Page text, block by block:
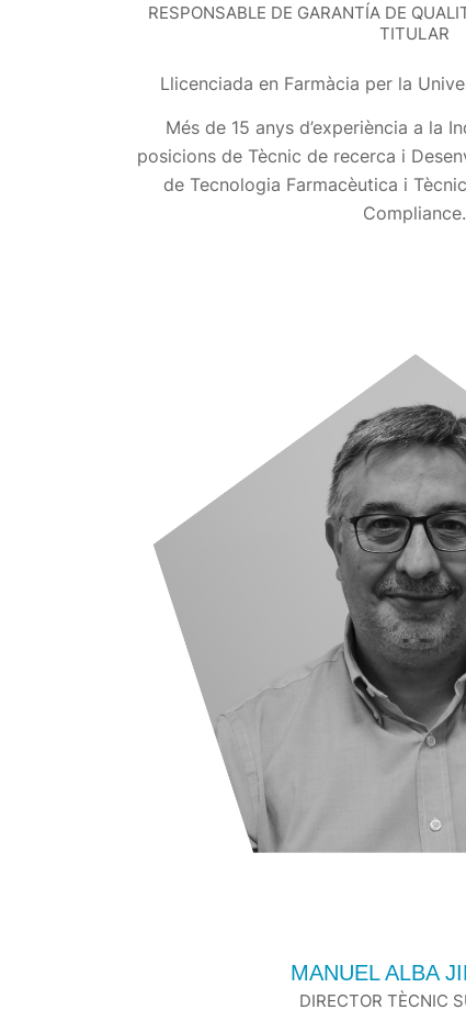
RESPONSABLE DE GARANTÍA DE
TITULAR
Llicenciada en Farmàcia per la
Més de 15 anys d’experiència a la
posicions de Tècnic de recerca i
de Tecnologia Farmacèutica i
Compliance.
MANUEL ALBA
DIRECTOR TÈCNIC